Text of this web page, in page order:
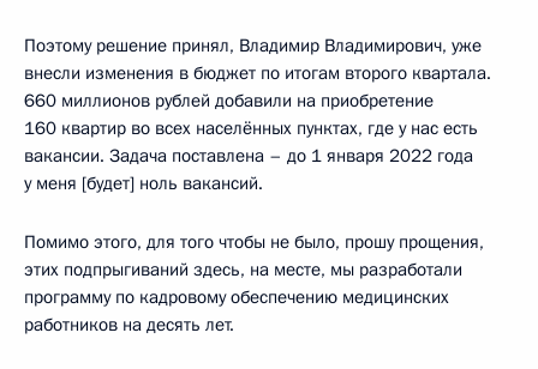
Поэтому решение принял, Владимир Владимирович, уже
внесли изменения в бюджет по итогам второго квартала.
660 миллионов рублей добавили на приобретение
160 квартир во всех населённых пунктах, где у нас есть
вакансии. Задача поставлена – до 1 января 2022 года
у меня [будет] ноль вакансий.
Помимо этого, для того чтобы не было, прошу прощения,
этих подпрыгиваний здесь, на месте, мы разработали
программу по кадровому обеспечению медицинских
работников на десять лет.